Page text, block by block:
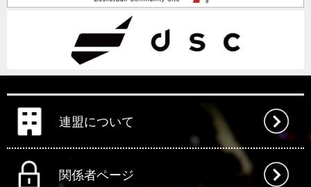
連盟について
関係者ページ